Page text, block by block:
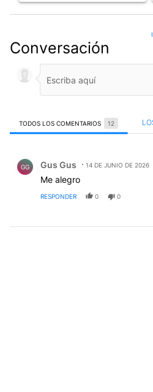
Conversación
TODOS LOS COMENTARIOS 12
GG Gus Gus 14 DE JUNIO DE 2026
Me alegro
RESPONDER 0 0